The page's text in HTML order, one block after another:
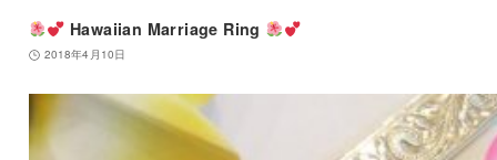
Hawaiian Marriage Ring
2018年4月10日